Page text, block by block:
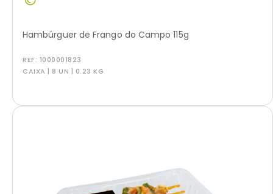
Hambúrguer de Frango do Campo 115g
REF: 1000001823
CAIXA | 8 UN | 0.23 KG